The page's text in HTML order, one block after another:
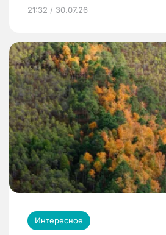
21:32 / 30.07.26
Интересное